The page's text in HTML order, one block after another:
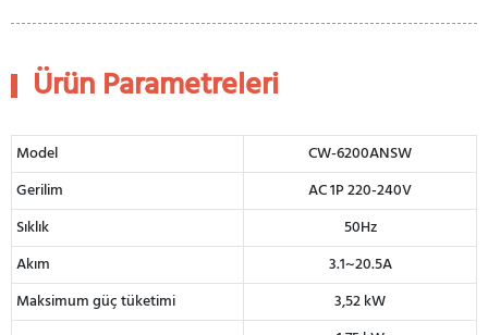
Ürün Parametreleri
Model
CW-6200ANSW
Gerilim
AC 1P 220-240V
Sıklık
50Hz
Akım
3.1~20.5A
Maksimum güç tüketimi
3,52 kW